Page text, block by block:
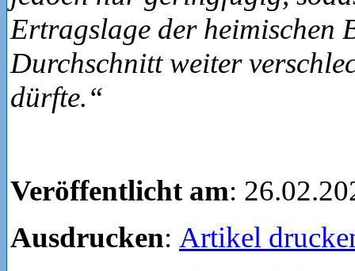
Ertragslage der heimischen
Durchschnitt weiter
dürfte.“
Veröffentlicht am:
Ausdrucken: Artikel